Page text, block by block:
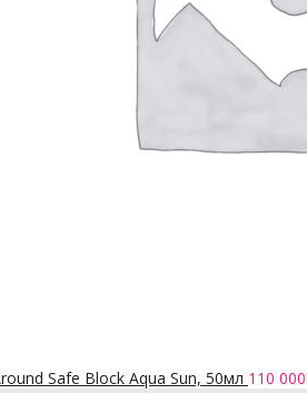
Safe Block Aqua Sun, 50мл 110 000